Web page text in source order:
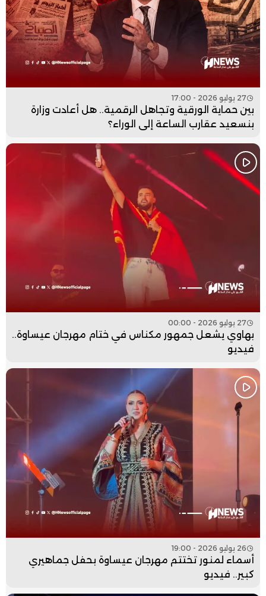
27 يوليو 2026 - 17:00
بين حماية الورقية وتجاهل الرقمية.. هل أعادت وزارة
بنسعيد عقارب الساعة إلى الوراء؟
27 يوليو 2026 - 00:00
بهاوي يشعل جمهور مكناس في ختام مهرجان عيساوة..
فيديو
26 يوليو 2026 - 19:00
أسماء لمنور تختتم مهرجان عيساوة بحفل جماهيري
كبير.. فيديو